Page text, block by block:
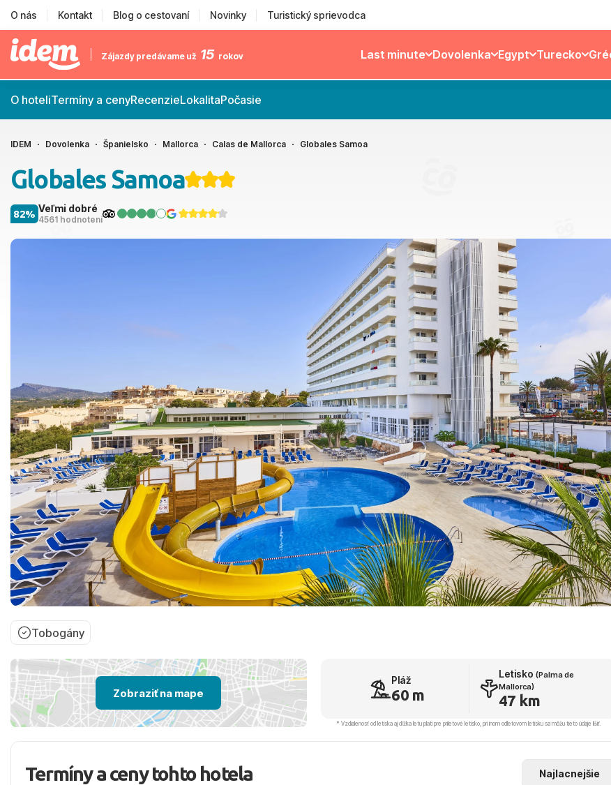
O nás Kontakt Blog o cestovaní Novinky Turistický sprievodca
Zájazdy predávame už 15 rokov Last minute Dovolenka Egypt Turecko
O hoteliTermíny a cenyRecenzieLokalitaPočasie
IDEM Dovolenka Španielsko Mallorca Calas de Mallorca Globales Samoa
Globales Samoa
Veľmi dobré
4561 hodnotení
82%
Tobogány
Zobraziť na mape
Pláž
60 m
Letisko(Palma de
Mallorca)
47 km
* Vzdialenosť od letiska aj dľžka letu platí pre príletové letisko, pri inom odletovom letisku sa môžu tieto údaje líšiť.
Termíny a ceny tohto hotela Najlacnejšie